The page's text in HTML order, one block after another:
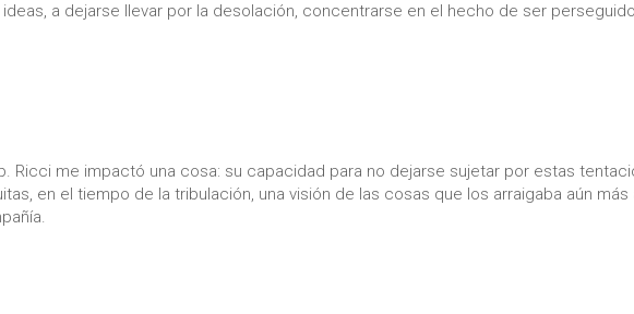
a dejarse llevar por la desolación, concentrarse en el hecho de ser
Ricci me impactó una cosa: su capacidad para no dejarse sujetar por estas
en el tiempo de la tribulación, una visión de las cosas que los arraigaba aún más